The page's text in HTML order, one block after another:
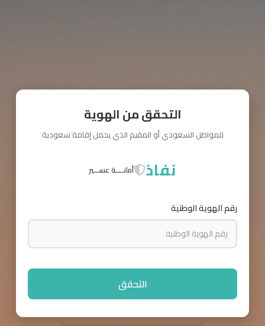
التحقق من الهوية
للمواطن السعودي أو المقيم الذي يحمل إقامة سعودية
نفاذ أمانـــــة عســـير
رقم الهوية الوطنية
التحقق